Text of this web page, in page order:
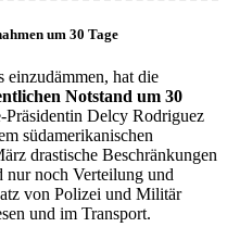
um 30 Tage
hat die
Notstand um 30
Präsidentin Delcy Rodriguez
südamerikanischen
drastische Beschränkungen
nur noch Verteilung und
von Polizei und Militär
und im Transport.